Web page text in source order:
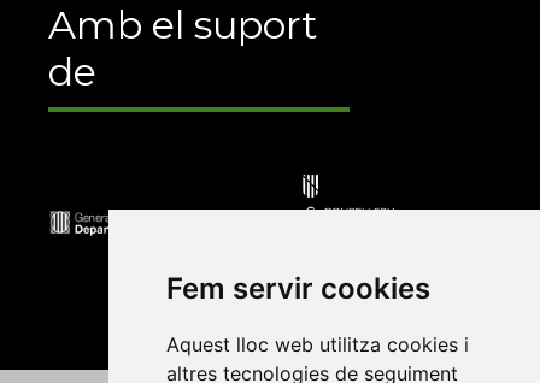
Fem servir cookies
Aquest lloc web utilitza cookies i
altres tecnologies de seguiment
Amb el suport
de